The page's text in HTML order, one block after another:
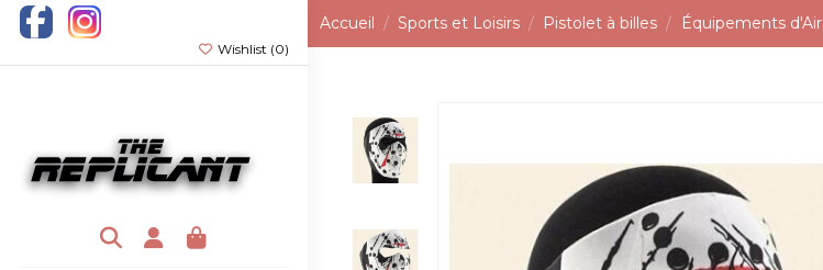
Wishlist (0)
Accueil Sports et Loisirs Pistolet à billes Équipements